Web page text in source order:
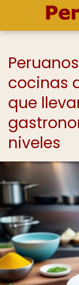
cocinas
que
niveles